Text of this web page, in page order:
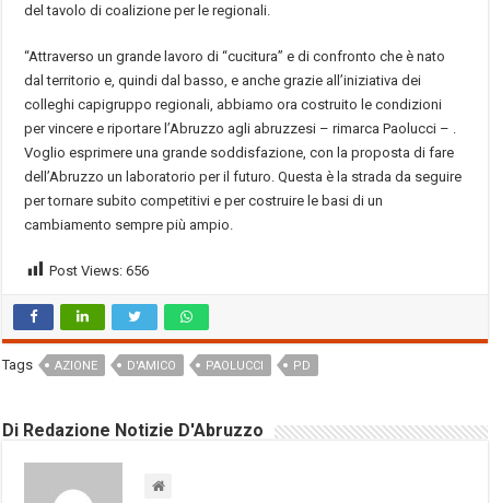
del tavolo di coalizione per le regionali.
“Attraverso un grande lavoro di “cucitura” e di confronto che è nato
dal territorio e, quindi dal basso, e anche grazie all’iniziativa dei
colleghi capigruppo regionali, abbiamo ora costruito le condizioni
per vincere e riportare l’Abruzzo agli abruzzesi – rimarca Paolucci – .
Voglio esprimere una grande soddisfazione, con la proposta di fare
dell’Abruzzo un laboratorio per il futuro. Questa è la strada da seguire
per tornare subito competitivi e per costruire le basi di un
cambiamento sempre più ampio.
Post Views: 656
Tags AZIONE D'AMICO PAOLUCCI PD
Di Redazione Notizie D'Abruzzo